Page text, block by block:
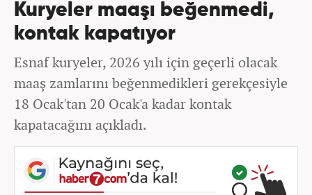
Kuryeler maaşı beğenmedi,
kontak kapatıyor
Esnaf kuryeler, 2026 yılı için geçerli olacak
maaş zamlarını beğenmedikleri gerekçesiyle
18 Ocak'tan 20 Ocak'a kadar kontak
kapatacağını açıkladı.